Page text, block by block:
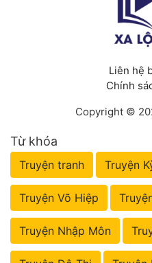
Liên hệ
Chính
Copyright ©
Từ khóa
Truyện tranh Truyện
Truyện Võ Hiệp
Truyện Nhập Môn